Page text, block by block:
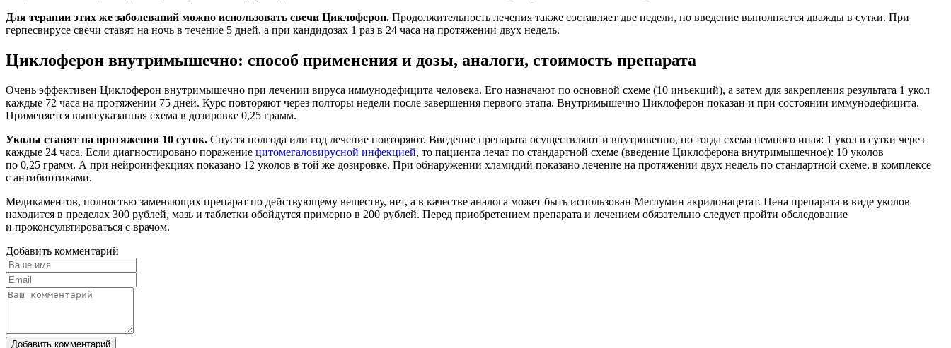
Для терапии этих же заболеваний можно использовать свечи Циклоферон. Продолжительность лечения также составляет две недели, но введение выполняется дважды в сутки. При
герпесвирусе свечи ставят на ночь в течение 5 дней, а при кандидозах 1 раз в 24 часа на протяжении двух недель.
Циклоферон внутримышечно: способ применения и дозы, аналоги, стоимость препарата
Очень эффективен Циклоферон внутримышечно при лечении вируса иммунодефицита человека. Его назначают по основной схеме (10 инъекций), а затем для закрепления результата 1 укол
каждые 72 часа на протяжении 75 дней. Курс повторяют через полторы недели после завершения первого этапа. Внутримышечно Циклоферон показан и при состоянии иммунодефицита.
Применяется вышеуказанная схема в дозировке 0,25 грамм.
Уколы ставят на протяжении 10 суток. Спустя полгода или год лечение повторяют. Введение препарата осуществляют и внутривенно, но тогда схема немного иная: 1 укол в сутки через
каждые 24 часа. Если диагностировано поражение цитомегаловирусной инфекцией, то пациента лечат по стандартной схеме (введение Циклоферона внутримышечное): 10 уколов
по 0,25 грамм. А при нейроинфекциях показано 12 уколов в той же дозировке. При обнаружении хламидий показано лечение на протяжении двух недель по стандартной схеме, в комплексе
с антибиотиками.
Медикаментов, полностью заменяющих препарат по действующему веществу, нет, а в качестве аналога может быть использован Меглумин акридонацетат. Цена препарата в виде уколов
находится в пределах 300 рублей, мазь и таблетки обойдутся примерно в 200 рублей. Перед приобретением препарата и лечением обязательно следует пройти обследование
и проконсультироваться с врачом.
Добавить комментарий
Добавить комментарий